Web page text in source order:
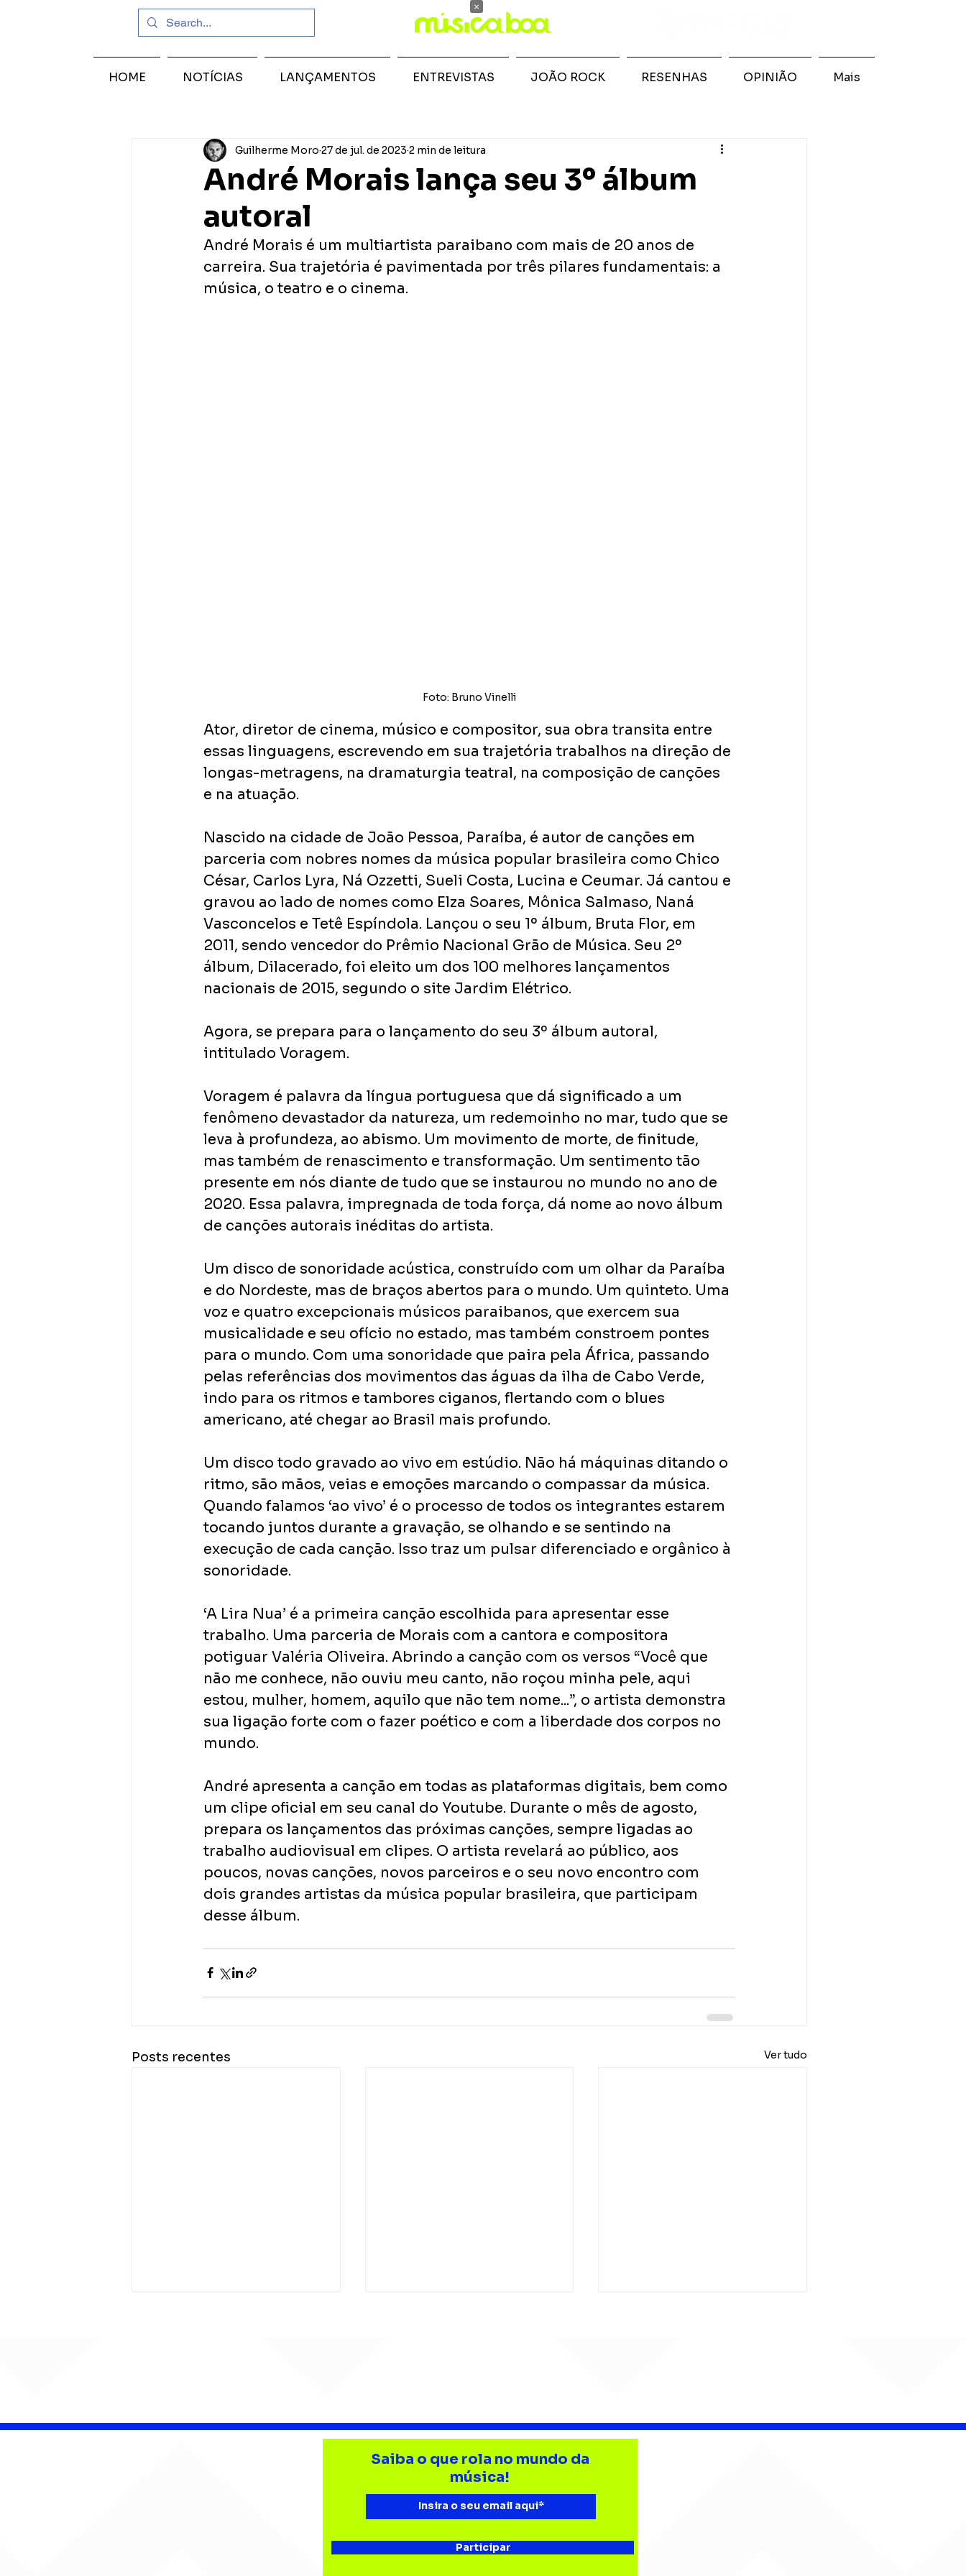
André Morais lança seu 3º álbum
autoral
Guilherme Moro 27 de jul. de 2023 2 min de leitura
André Morais é um multiartista paraibano com mais de 20 anos de
carreira. Sua trajetória é pavimentada por três pilares fundamentais: a
música, o teatro e o cinema.
Foto: Bruno Vinelli
Ator, diretor de cinema, músico e compositor, sua obra transita entre
essas linguagens, escrevendo em sua trajetória trabalhos na direção de
longas-metragens, na dramaturgia teatral, na composição de canções
e na atuação.
Nascido na cidade de João Pessoa, Paraíba, é autor de canções em
parceria com nobres nomes da música popular brasileira como Chico
César, Carlos Lyra, Ná Ozzetti, Sueli Costa, Lucina e Ceumar. Já cantou e
gravou ao lado de nomes como Elza Soares, Mônica Salmaso, Naná
Vasconcelos e Tetê Espíndola. Lançou o seu 1º álbum, Bruta Flor, em
2011, sendo vencedor do Prêmio Nacional Grão de Música. Seu 2º
álbum, Dilacerado, foi eleito um dos 100 melhores lançamentos
nacionais de 2015, segundo o site Jardim Elétrico.
Agora, se prepara para o lançamento do seu 3º álbum autoral,
intitulado Voragem.
Voragem é palavra da língua portuguesa que dá significado a um
fenômeno devastador da natureza, um redemoinho no mar, tudo que se
leva à profundeza, ao abismo. Um movimento de morte, de finitude,
mas também de renascimento e transformação. Um sentimento tão
presente em nós diante de tudo que se instaurou no mundo no ano de
2020. Essa palavra, impregnada de toda força, dá nome ao novo álbum
de canções autorais inéditas do artista.
Um disco de sonoridade acústica, construído com um olhar da Paraíba
e do Nordeste, mas de braços abertos para o mundo. Um quinteto. Uma
voz e quatro excepcionais músicos paraibanos, que exercem sua
musicalidade e seu ofício no estado, mas também constroem pontes
para o mundo. Com uma sonoridade que paira pela África, passando
pelas referências dos movimentos das águas da ilha de Cabo Verde,
indo para os ritmos e tambores ciganos, flertando com o blues
americano, até chegar ao Brasil mais profundo.
Um disco todo gravado ao vivo em estúdio. Não há máquinas ditando o
ritmo, são mãos, veias e emoções marcando o compassar da música.
Quando falamos ‘ao vivo’ é o processo de todos os integrantes estarem
tocando juntos durante a gravação, se olhando e se sentindo na
execução de cada canção. Isso traz um pulsar diferenciado e orgânico à
sonoridade.
‘A Lira Nua’ é a primeira canção escolhida para apresentar esse
trabalho. Uma parceria de Morais com a cantora e compositora
potiguar Valéria Oliveira. Abrindo a canção com os versos “Você que
não me conhece, não ouviu meu canto, não roçou minha pele, aqui
estou, mulher, homem, aquilo que não tem nome...”, o artista demonstra
sua ligação forte com o fazer poético e com a liberdade dos corpos no
mundo.
André apresenta a canção em todas as plataformas digitais, bem como
um clipe oficial em seu canal do Youtube. Durante o mês de agosto,
prepara os lançamentos das próximas canções, sempre ligadas ao
trabalho audiovisual em clipes. O artista revelará ao público, aos
poucos, novas canções, novos parceiros e o seu novo encontro com
dois grandes artistas da música popular brasileira, que participam
desse álbum.
Posts recentes Ver tudo
CHAMELEO acerta as
Barão Vermelho reúne
formação original em
show em Ribeirão Preto
Bebé Pacheco e Ubandu
HOME NOTÍCIAS LANÇAMENTOS ENTREVISTAS JOÃO ROCK RESENHAS OPINIÃO Mais
Saiba o que rola no mundo da
música!
Participar
×